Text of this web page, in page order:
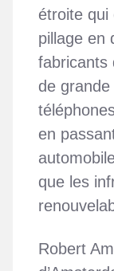
étroite qui
pillage en
fabricants
de
en
que les
Robert